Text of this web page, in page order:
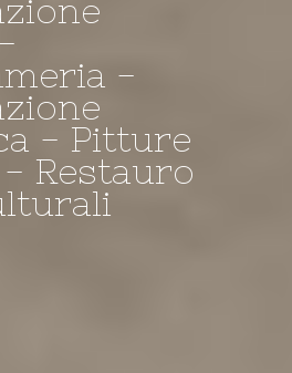
-
- Pitture
Restauro
-
-
della
A